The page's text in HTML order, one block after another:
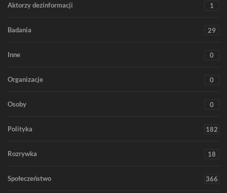
Aktorzy dezinformacji 1
Badania 29
Inne 0
Organizacje 0
Osoby 0
Polityka 182
Rozrywka 18
Społeczeństwo 366